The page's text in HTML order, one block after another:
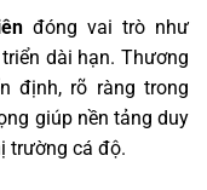
đóng vai trò như
dài hạn. Thương
định, rõ ràng trong
giúp nền tảng duy
trường cá độ.